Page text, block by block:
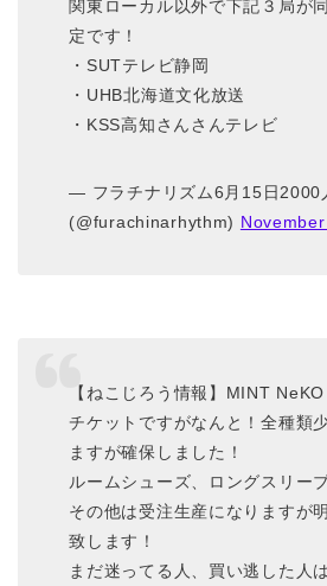
関東ローカル以外で下記３局が
定です！
・SUTテレビ静岡
・UHB北海道文化放送
・KSS高知さんさんテレビ
— フラチナリズム6月15日2000
(@furachinarhythm)
【ねこじろう情報】MINT
チケットですがなんと！全種類
ますが確保しました！
ルームシューズ、ロングスリー
その他は受注生産になりますが
致します！
まだ迷ってる人、買い逃した人